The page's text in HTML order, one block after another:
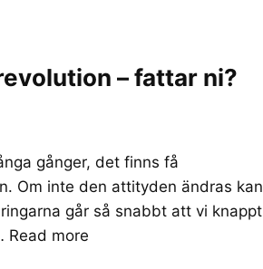
– fattar ni?
gånger, det finns få
Om inte den attityden ändras kan
går så snabbt att vi knappt
Read more